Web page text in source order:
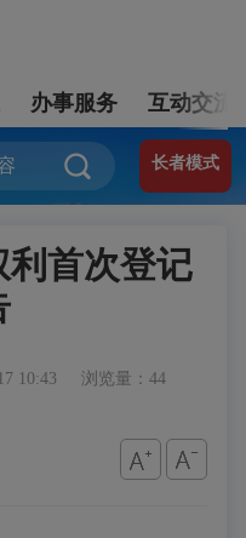
办事服务 互动交流
长者模式
首次登记
10:43 浏览量：44